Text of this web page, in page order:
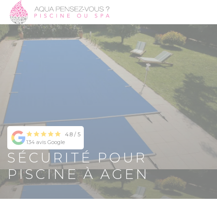
4.8 / 5
134 avis Google
SÉCURITÉ POUR
PISCINE À AGEN